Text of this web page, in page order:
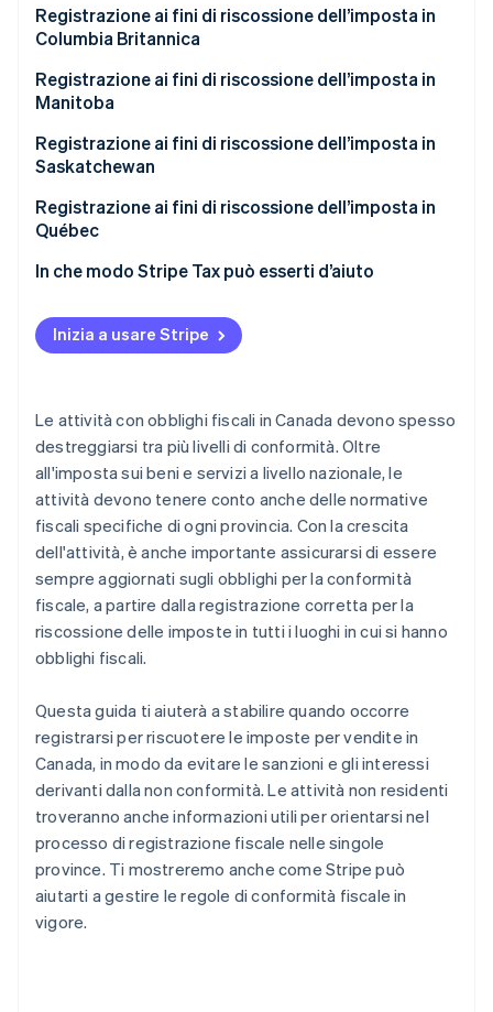
Quando registrarsi
Canada
Registrazione ai fini di riscossione dell’imposta in
Columbia Britannica
Quando registrarsi
Columbia Britannica
Registrazione ai fini di riscossione dell’imposta in
Manitoba
Quando registrarsi
Manitoba
Registrazione ai fini di riscossione dell’imposta in
Saskatchewan
Quando registrarsi
Saskatchewan
Registrazione ai fini di riscossione dell’imposta in
Québec
Quando registrarsi
Québec
In che modo Stripe Tax può esserti d’aiuto
Inizia a usare Stripe
Le attività con obblighi fiscali in Canada devono spesso
destreggiarsi tra più livelli di conformità. Oltre
all'imposta sui beni e servizi a livello nazionale, le
attività devono tenere conto anche delle normative
fiscali specifiche di ogni provincia. Con la crescita
dell'attività, è anche importante assicurarsi di essere
sempre aggiornati sugli obblighi per la conformità
fiscale, a partire dalla registrazione corretta per la
riscossione delle imposte in tutti i luoghi in cui si hanno
obblighi fiscali.
Questa guida ti aiuterà a stabilire quando occorre
registrarsi per riscuotere le imposte per vendite in
Canada, in modo da evitare le sanzioni e gli interessi
derivanti dalla non conformità. Le attività non residenti
troveranno anche informazioni utili per orientarsi nel
processo di registrazione fiscale nelle singole
province. Ti mostreremo anche come Stripe può
aiutarti a gestire le regole di conformità fiscale in
vigore.